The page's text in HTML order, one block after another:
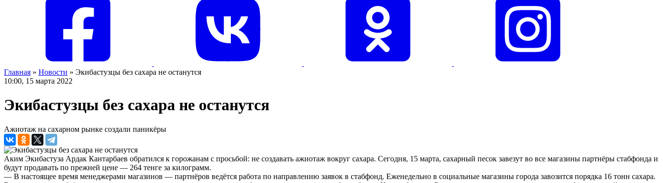
Главная » Новости » Экибастузцы без сахара не останутся
10:00, 15 марта 2022
Экибастузцы без сахара не останутся
Ажиотаж на сахарном рынке создали паникёры
Аким Экибастуза Ардак Кантарбаев обратился к горожанам с просьбой: не создавать ажиотаж вокруг сахара. Сегодня, 15 марта, сахарный песок завезут во все магазины партнёры стабфонда и
будут продавать по прежней цене — 264 тенге за килограмм.
— В настоящее время менеджерами магазинов — партнёров ведётся работа по направлению заявок в стабфонд. Еженедельно в социальные магазины города завозится порядка 16 тонн сахара.